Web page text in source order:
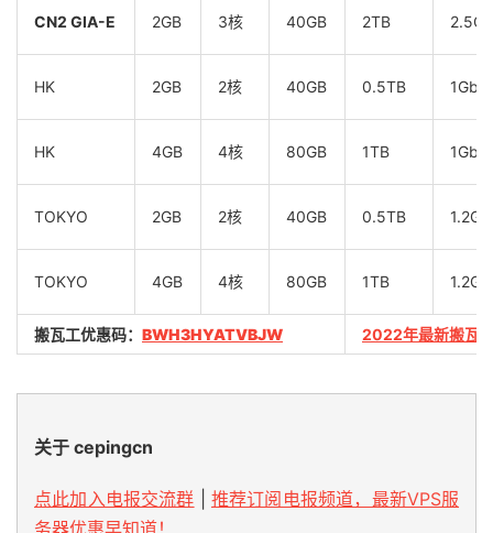
CN2 GIA-E 2GB 3核 40GB 2TB
HK 2GB 2核 40GB 0.5TB
HK 4GB 4核 80GB 1TB
TOKYO 2GB 2核 40GB 0.5TB
TOKYO 4GB 4核 80GB 1TB
搬瓦工优惠码： BWH3HYATVBJW 2022年最新搬瓦
关于 cepingcn
点此加入电报交流群
推荐订阅电报频道，最新VPS服
务器优惠早知道！